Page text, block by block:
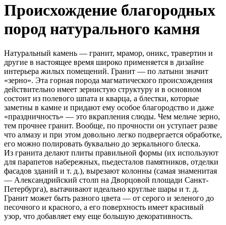
Происхождение благородных
пород натурального камня
Натуральный камень — гранит, мрамор, оникс, травертин и
другие в настоящее время широко применяется в дизайне
интерьера жилых помещений. Гранит — по латыни значит
«зерно». Эта горная порода магматического происхождения
действительно имеет зернистую структуру и в основном
состоит из полевого шпата и кварца, а блестки, которые
заметны в камне и придают ему особое благородство и даже
«праздничность» — это вкрапления слюды. Чем мельче зерно,
тем прочнее гранит. Вообще, по прочности он уступает разве
что алмазу и при этом довольно легко подвергается обработке,
его можно полировать буквально до зеркального блеска.
Из гранита делают плиты правильной формы (их используют
для парапетов набережных, пьедесталов памятников, отделки
фасадов зданий и т. д.), вырезают колонны (самая знаменитая
— Александрийский столп на Дворцовой площади Санкт-
Петербурга), вытачивают идеально круглые шары и т. д.
Гранит может быть разного цвета — от серого и зеленого до
песочного и красного, а его поверхность имеет красивый
узор, что добавляет ему еще большую декоративность.